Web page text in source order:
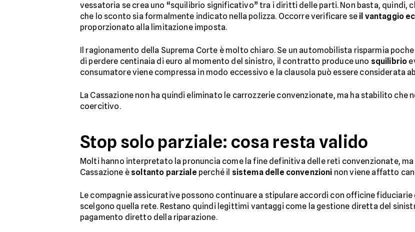
vessatoria se crea uno “squilibrio significativo” tra i diritti delle parti. Non basta, quindi,
che lo sconto sia formalmente indicato nella polizza. Occorre verificare se il vantaggio
proporzionato alla limitazione imposta.
Il ragionamento della Suprema Corte è molto chiaro. Se un automobilista risparmia
di perdere centinaia di euro al momento del sinistro, il contratto produce uno squilibrio
consumatore viene compressa in modo eccessivo e la clausola può essere considerata
La Cassazione non ha quindi eliminato le carrozzerie convenzionate, ma ha stabilito
coercitivo.
Stop solo parziale: cosa resta valido
Molti hanno interpretato la pronuncia come la fine definitiva delle reti convenzionate,
Cassazione è soltanto parziale perché il sistema delle convenzioni non viene affatto
Le compagnie assicurative possono continuare a stipulare accordi con officine
scelgono quella rete. Restano quindi legittimi vantaggi come la gestione diretta del
pagamento diretto della riparazione.